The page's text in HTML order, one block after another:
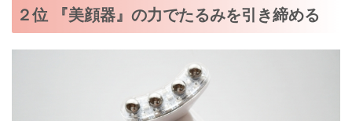
２位 『美顔器』の力でたるみを引き締める